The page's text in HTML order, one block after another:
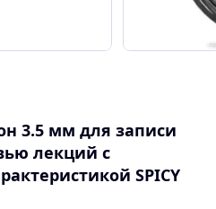
3.5 мм для записи
лекций с
SPICY